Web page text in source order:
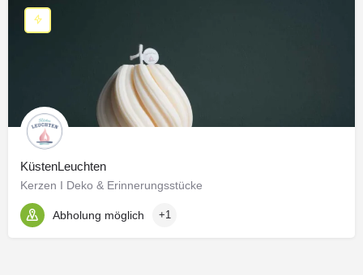
KüstenLeuchten
Kerzen I Deko & Erinnerungsstücke
Abholung möglich +1